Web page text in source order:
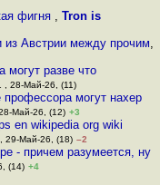
фигня ,Tron is
Австрии между прочим,
могут разве что
, 28-Май-26, (11)
профессора могут нахер
Май-26, (12) +3
en wikipedia org wiki
29-Май-26, (18) –2
- причем разумеется, ну
(14) +4